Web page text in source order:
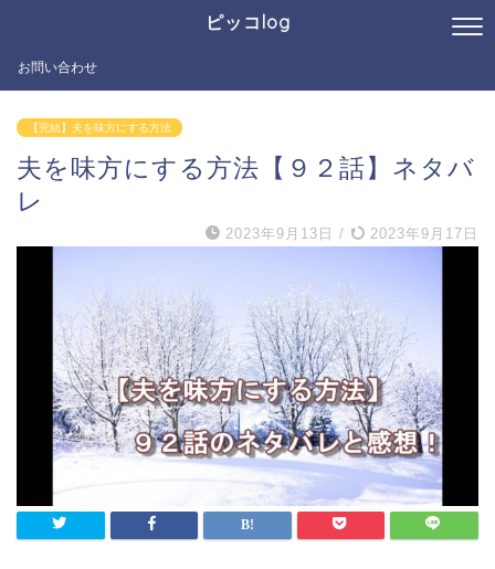
ピッコlog
お問い合わせ
【完結】夫を味方にする方法
夫を味方にする方法【９２話】ネタバ
レ
2023年9月13日 / 2023年9月17日